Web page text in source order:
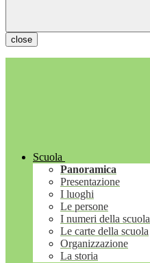
close
Scuola
Panoramica
Presentazione
I luoghi
Le persone
I numeri della scuola
Le carte della scuola
Organizzazione
La storia